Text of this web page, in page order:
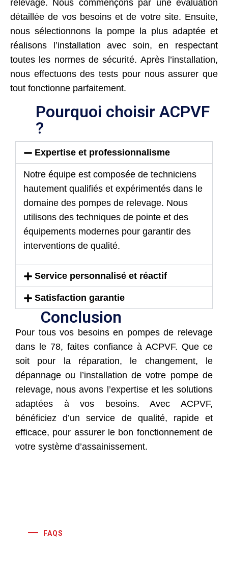
relevage. Nous commençons par une évaluation
détaillée de vos besoins et de votre site. Ensuite,
nous sélectionnons la pompe la plus adaptée et
réalisons l’installation avec soin, en respectant
toutes les normes de sécurité. Après l’installation,
nous effectuons des tests pour nous assurer que
tout fonctionne parfaitement.
Pourquoi choisir ACPVF
?
Expertise et professionnalisme
Notre équipe est composée de techniciens
hautement qualifiés et expérimentés dans le
domaine des pompes de relevage. Nous
utilisons des techniques de pointe et des
équipements modernes pour garantir des
interventions de qualité.
Service personnalisé et réactif
Satisfaction garantie
Conclusion
Pour tous vos besoins en pompes de relevage
dans le 78, faites confiance à ACPVF. Que ce
soit pour la réparation, le changement, le
dépannage ou l’installation de votre pompe de
relevage, nous avons l’expertise et les solutions
adaptées à vos besoins. Avec ACPVF,
bénéficiez d’un service de qualité, rapide et
efficace, pour assurer le bon fonctionnement de
votre système d’assainissement.
FAQS